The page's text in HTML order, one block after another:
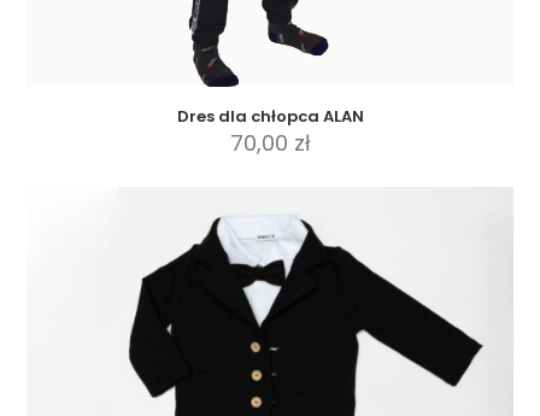
Dres dla chłopca ALAN
70,00 zł
ma
wiele
wariantów.
Opcje
można
na
stronie
produktu